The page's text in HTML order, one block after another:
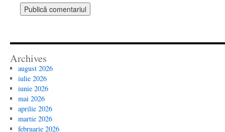
Archives
august 2026
iulie 2026
iunie 2026
mai 2026
aprilie 2026
martie 2026
februarie 2026